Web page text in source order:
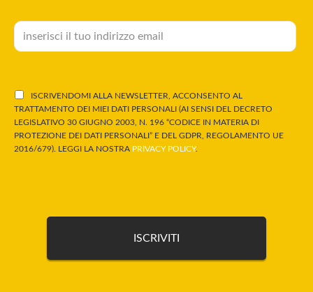
ISCRIVENDOMI ALLA NEWSLETTER, ACCONSENTO AL
TRATTAMENTO DEI MIEI DATI PERSONALI (AI SENSI DEL DECRETO
LEGISLATIVO 30 GIUGNO 2003, N. 196 “CODICE IN MATERIA DI
PROTEZIONE DEI DATI PERSONALI” E DEL GDPR, REGOLAMENTO UE
2016/679). LEGGI LA NOSTRA PRIVACY POLICY.